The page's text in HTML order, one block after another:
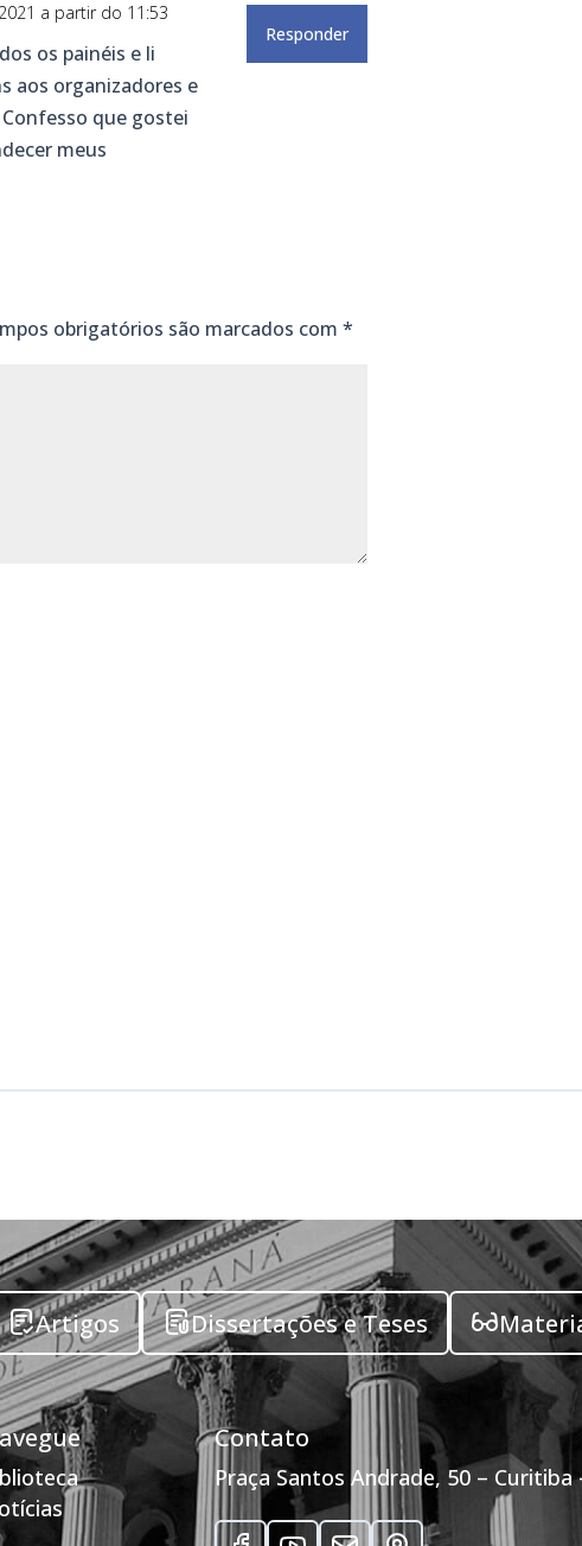
a partir do 11:53
os painéis e li
aos organizadores e
que gostei
meus
Responder
obrigatórios são marcados com*
Artigos Dissertações e Teses
Contato
Praça Santos Andrade, 50 – Curitiba